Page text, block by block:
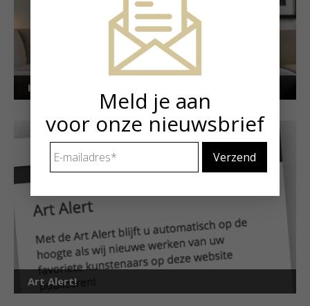
Kunstuitleen voor particulieren
Art Alert!
Meld je aan
voor onze nieuwsbrief
mailadres *